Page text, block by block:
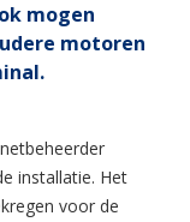
mogen
motoren
installatie. Het
voor de